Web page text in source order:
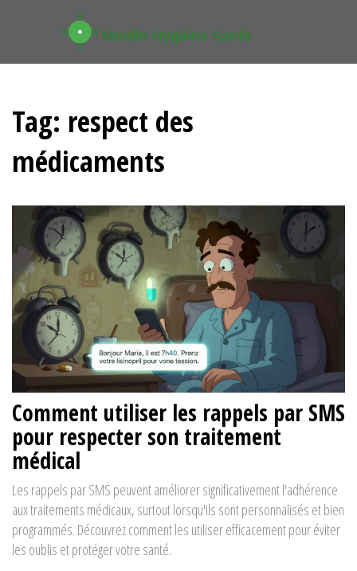
Tag: respect des
médicaments
Comment utiliser les rappels par SMS
pour respecter son traitement
médical
Les rappels par SMS peuvent améliorer significativement l'adhérence
aux traitements médicaux, surtout lorsqu'ils sont personnalisés et bien
programmés. Découvrez comment les utiliser efficacement pour éviter
les oublis et protéger votre santé.